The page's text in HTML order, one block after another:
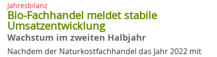
Jahresbilanz
Bio-Fachhandel meldet stabile
Umsatzentwicklung
Wachstum im zweiten Halbjahr
Nachdem der Naturkostfachhandel das Jahr 2022 mit